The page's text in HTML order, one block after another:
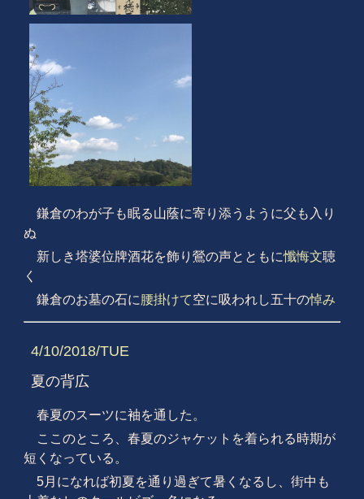
鎌倉のわが子も眠る山蔭に寄り添うように父も入り
ぬ
新しき塔婆位牌酒花を飾り鶯の声とともに懺悔文聴
く
鎌倉のお墓の石に腰掛けて空に吸われし五十の悼み
4/10/2018/TUE
夏の背広
春夏のスーツに袖を通した。
ここのところ、春夏のジャケットを着られる時期が
短くなっている。
5月になれば初夏を通り過ぎて暑くなるし、街中も